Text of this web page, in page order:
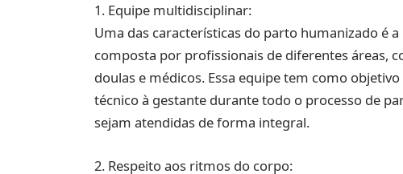
1. Equipe multidisciplinar:
Uma das características do parto humanizado é
composta por profissionais de diferentes áreas,
doulas e médicos. Essa equipe tem como
técnico à gestante durante todo o processo de
sejam atendidas de forma integral.
2. Respeito aos ritmos do corpo: